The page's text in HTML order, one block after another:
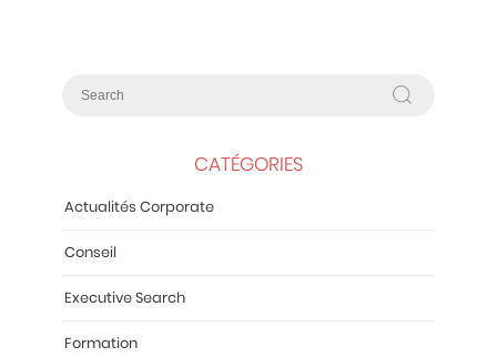
CATÉGORIES
Actualités Corporate
Conseil
Executive Search
Formation